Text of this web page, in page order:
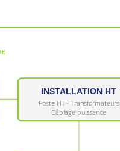
INSTALLATION HT
Poste HT · Transformateurs
Câblage puissance